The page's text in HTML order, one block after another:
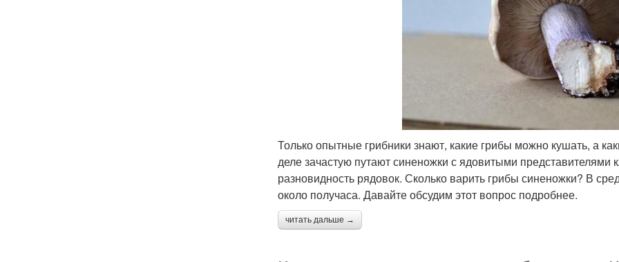
Только опытные грибники знают, какие грибы можно кушать, а
деле зачастую путают синеножки с ядовитыми представителями
разновидность рядовок. Сколько варить грибы синеножки? В
около получаса. Давайте обсудим этот вопрос подробнее.
читать дальше →